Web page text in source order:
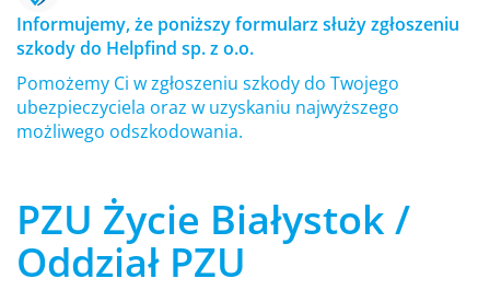
Informujemy, że poniższy formularz służy zgłoszeniu
szkody do Helpfind sp. z o.o.
Pomożemy Ci w zgłoszeniu szkody do Twojego
ubezpieczyciela oraz w uzyskaniu najwyższego
możliwego odszkodowania.
PZU Życie Białystok /
Oddział PZU